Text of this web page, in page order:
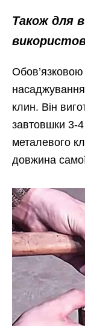
Також для
клин. Він
завтовшки
металевого
довжина